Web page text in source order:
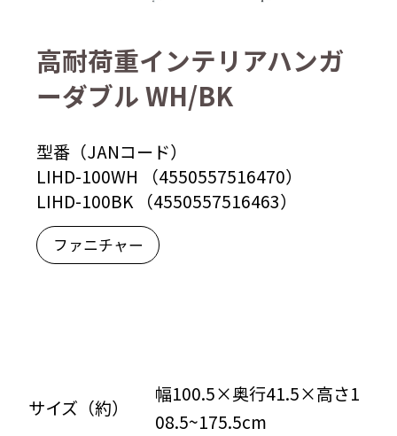
高耐荷重インテリアハンガ
ーダブル WH/BK
型番（JANコード）
LIHD-100WH （4550557516470）
LIHD-100BK （4550557516463）
ファニチャー
サイズ（約）
幅100.5×奥行41.5×高さ1
08.5~175.5cm